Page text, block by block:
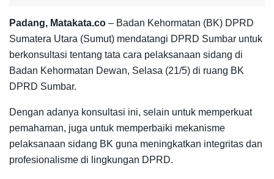
Padang, Matakata.co – Badan Kehormatan (BK) DPRD
Sumatera Utara (Sumut) mendatangi DPRD Sumbar untuk
berkonsultasi tentang tata cara pelaksanaan sidang di
Badan Kehormatan Dewan, Selasa (21/5) di ruang BK
DPRD Sumbar.
Dengan adanya konsultasi ini, selain untuk memperkuat
pemahaman, juga untuk memperbaiki mekanisme
pelaksanaan sidang BK guna meningkatkan integritas dan
profesionalisme di lingkungan DPRD.